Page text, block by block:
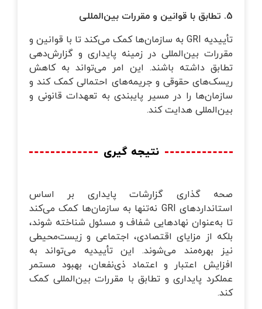
5. تطابق با قوانین و مقررات بین‌المللی
تأییدیه GRI به سازمان‌ها کمک می‌کند تا با قوانین و
مقررات بین‌المللی در زمینه پایداری و گزارش‌دهی
تطابق داشته باشند. این امر می‌تواند به کاهش
ریسک‌های حقوقی و جریمه‌های احتمالی کمک کند و
سازمان‌ها را در مسیر پایبندی به تعهدات قانونی و
بین‌المللی هدایت کند.
نتیجه گیری
صحه گذاری گزارشات پایداری بر اساس
استانداردهای GRI نه‌تنها به سازمان‌ها کمک می‌کند
تا به‌عنوان نهادهایی شفاف و مسئول شناخته شوند،
بلکه از مزایای اقتصادی، اجتماعی و زیست‌محیطی
نیز بهره‌مند می‌شوند. این تأییدیه می‌تواند به
افزایش اعتبار و اعتماد ذی‌نفعان، بهبود مستمر
عملکرد پایداری و تطابق با مقررات بین‌المللی کمک
کند.